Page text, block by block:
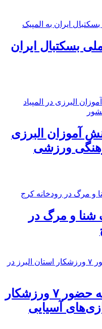
بسکتبال ایران
آموزان البرزی
ورزشی
شنا و مرگ در
۲ مدال برنز نتیجه حضور ۷ ورزشکار
آسیایی